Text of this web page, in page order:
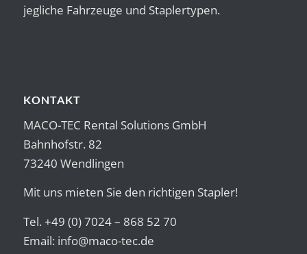
jegliche Fahrzeuge und Staplertypen.
KONTAKT
MACO-TEC Rental Solutions GmbH
Bahnhofstr. 82
73240 Wendlingen
Mit uns mieten Sie den richtigen Stapler!
Tel. +49 (0) 7024 – 868 52 70
Email: info@maco-tec.de